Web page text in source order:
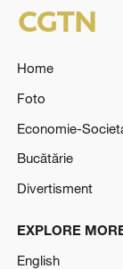
Home
Foto
Economie-
Bucătărie
Divertisment
EXPLORE
English